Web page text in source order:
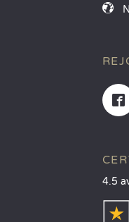
4.5